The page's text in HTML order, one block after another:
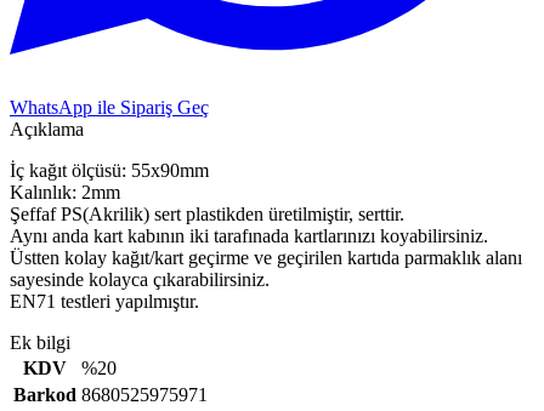
WhatsApp ile Sipariş Geç
Açıklama
İç kağıt ölçüsü: 55x90mm
Kalınlık: 2mm
Şeffaf PS(Akrilik) sert plastikden üretilmiştir, serttir.
Aynı anda kart kabının iki tarafınada kartlarınızı koyabilirsiniz.
Üstten kolay kağıt/kart geçirme ve geçirilen kartıda parmaklık alanı
sayesinde kolayca çıkarabilirsiniz.
EN71 testleri yapılmıştır.
Ek bilgi
KDV
%20
Barkod 8680525975971